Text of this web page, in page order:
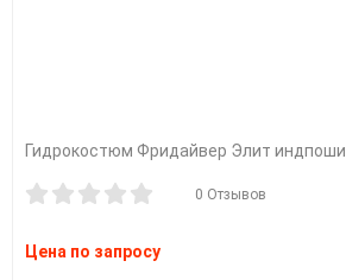
Гидрокостюм Фридайвер Элит
0 Отзывов
Цена по запросу